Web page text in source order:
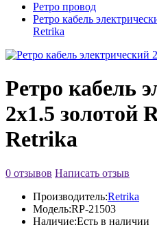
Ретро провод
Ретро кабель
Retrika
Ретро кабель
2x1.5 золотой
Retrika
0 отзывов Написать отзыв
Производитель:Retrika
Модель:RP-21503
Наличие:Есть в наличии